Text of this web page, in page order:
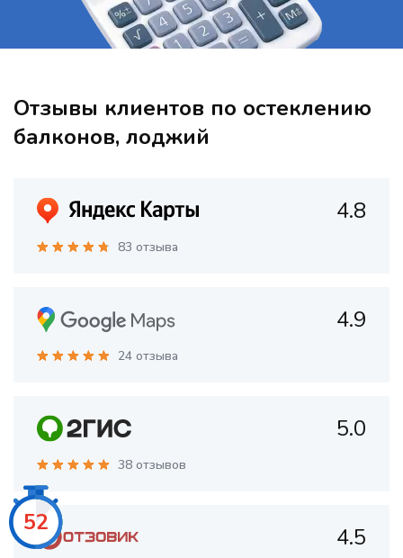
Отзывы клиентов по остеклению
балконов, лоджий
4.8
83 отзыва
4.9
24 отзыва
5.0
38 отзывов
4.5
51